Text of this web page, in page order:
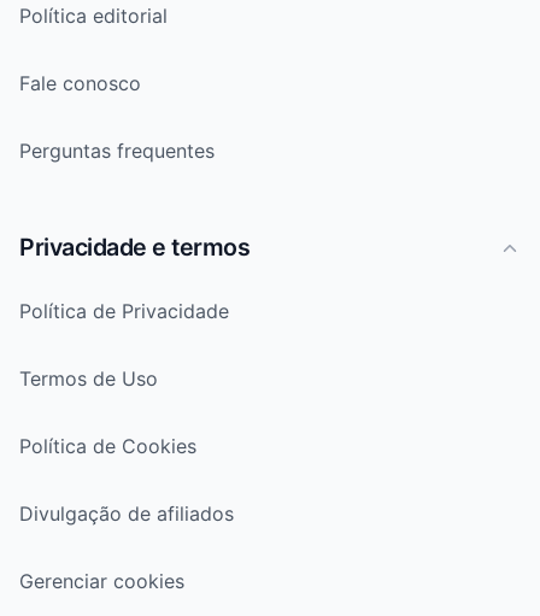
Política editorial
Fale conosco
Perguntas frequentes
Privacidade e termos
Política de Privacidade
Termos de Uso
Política de Cookies
Divulgação de afiliados
Gerenciar cookies